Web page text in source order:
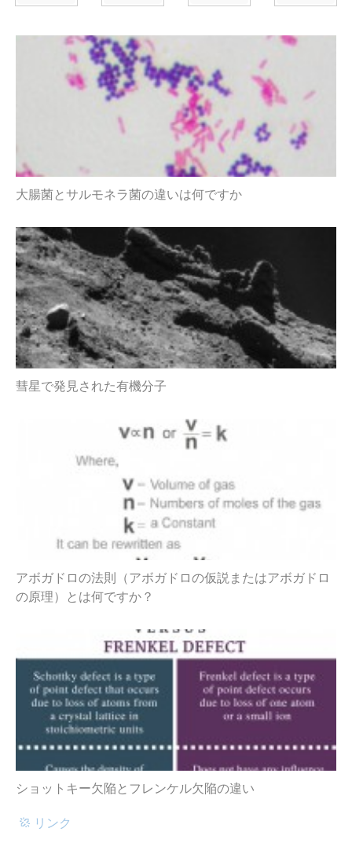
大腸菌とサルモネラ菌の違いは何ですか
彗星で発見された有機分子
アボガドロの法則（アボガドロの仮説またはアボガドロ
の原理）とは何ですか？
ショットキー欠陥とフレンケル欠陥の違い
リンク